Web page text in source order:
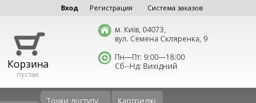
Вход Регистрация Система заказов
Корзина
пустая
м. Київ, 04073,
вул. Семена Скляренка, 9
Пн—Пт: 9:00—18:00
Сб--Нд: Вихідний
Точки доступу
Картриджі